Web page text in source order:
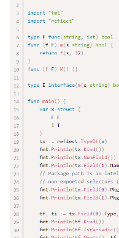
Полные формы импорта
пакетов
Модули